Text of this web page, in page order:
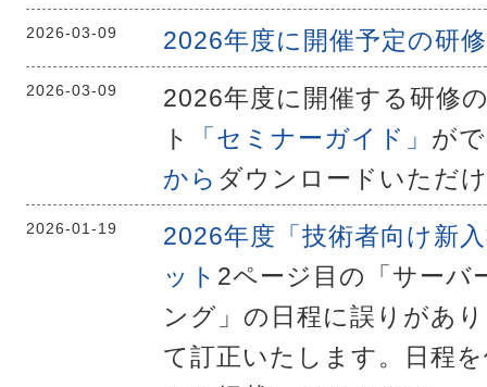
2026-03-09 2026年度に開催予定の研
2026-03-09
2026年度に開催する研修
ト
「セミナーガイド」 が
から ダウンロードいただ
2026-01-19
2026年度「技術者向け新
ット 2ページ目の「サーバ
ング」の日程に誤りがあ
て訂正いたします。日程